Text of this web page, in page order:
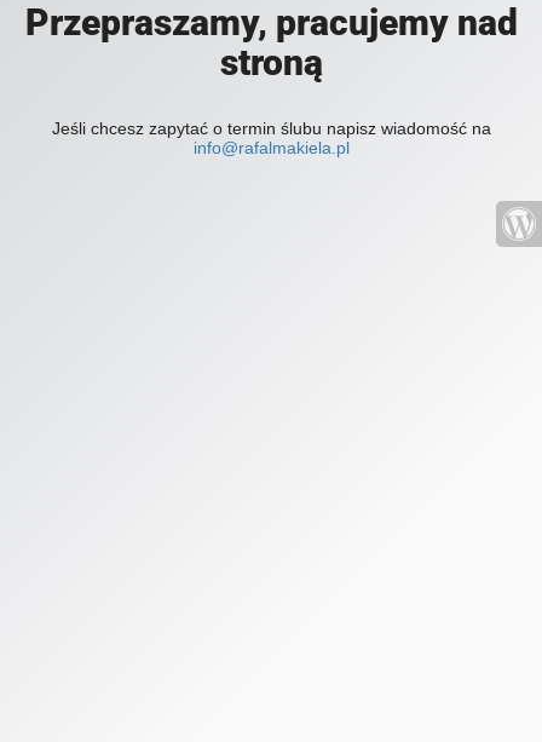
Przepraszamy, pracujemy nad
stroną
Jeśli chcesz zapytać o termin ślubu napisz wiadomość na
info@rafalmakiela.pl